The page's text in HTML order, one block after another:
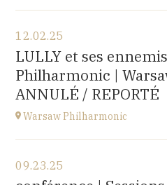
POLOGNE
at20H00
Buy your tickets
12.02.25
LULLY et ses
Philharmonic |
ANNULÉ / REPORTÉ
Warsaw Philharmonic
POLOGNE
09.23.25